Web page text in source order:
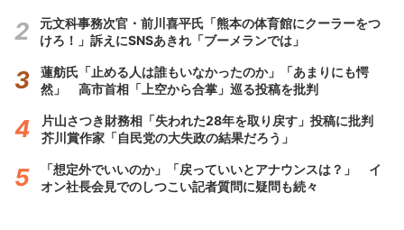
元文科事務次官・前川喜平氏「熊本の体育館にクーラーをつ
けろ！」訴えにSNSあきれ「ブーメランでは」
蓮舫氏「止める人は誰もいなかったのか」「あまりにも愕
然」 高市首相「上空から合掌」巡る投稿を批判
片山さつき財務相「失われた28年を取り戻す」投稿に批判
芥川賞作家「自民党の大失政の結果だろう」
「想定外でいいのか」「戻っていいとアナウンスは？」 イ
オン社長会見でのしつこい記者質問に疑問も続々